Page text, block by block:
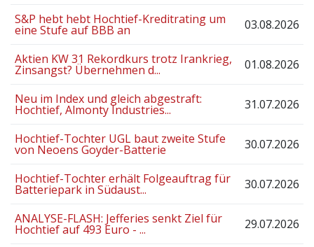
S&P hebt hebt Hochtief-Kreditrating um
eine Stufe auf BBB an 03.08.2026
Aktien KW 31 Rekordkurs trotz Irankrieg,
Zinsangst? Übernehmen d... 01.08.2026
Neu im Index und gleich abgestraft:
Hochtief, Almonty Industries... 31.07.2026
Hochtief-Tochter UGL baut zweite Stufe
von Neoens Goyder-Batterie 30.07.2026
Hochtief-Tochter erhält Folgeauftrag für
Batteriepark in Südaust... 30.07.2026
ANALYSE-FLASH: Jefferies senkt Ziel für
Hochtief auf 493 Euro - ... 29.07.2026